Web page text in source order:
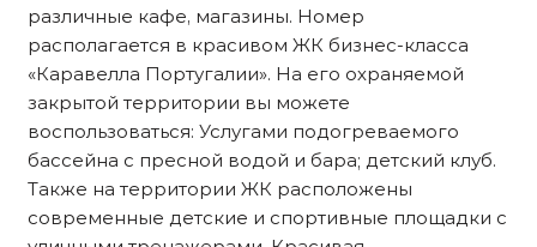
различные кафе, магазины. Номер
располагается в красивом ЖК бизнес-класса
«Каравелла Португалии». На его охраняемой
закрытой территории вы можете
воспользоваться: Услугами подогреваемого
бассейна с пресной водой и бара; детский клуб.
Также на территории ЖК расположены
современные детские и спортивные площадки с